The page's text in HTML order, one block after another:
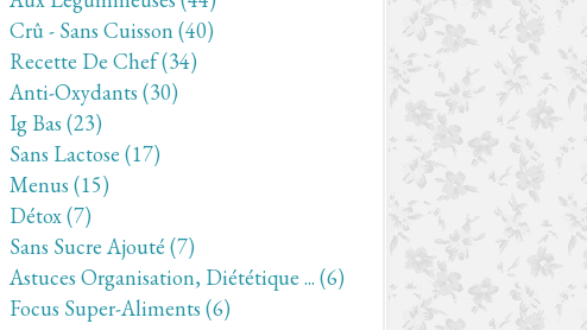
Crû - Sans Cuisson (40)
Recette De Chef(34)
Anti-Oxydants (30)
Ig Bas (23)
Sans Lactose (17)
Menus (15)
Détox(7)
Sans Sucre Ajouté (7)
Astuces Organisation, Diététique ... (6)
Focus Super-Aliments (6)